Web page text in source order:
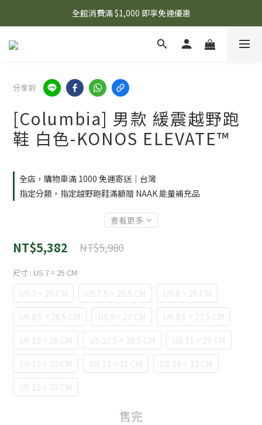
🌟 想知道現在有什麼優惠嗎？ 點擊查看最新優惠！
全館消費滿 $1,000 即享免運優惠
🌟 想知道現在有什麼優惠嗎？ 點擊查看最新優惠！
分享到
[Columbia] 男款 緩震越野跑
鞋 白色-KONOS ELEVATE™
全店，購物車滿 1000 免運寄送｜台灣
指定分類，指定越野跑鞋滿額贈 NAAK 能量補充品
查看更多
NT$5,382 NT$5,980
尺寸 : US 7 = 25 CM
US 7 = 25 CM US 7.5 = 25.5 CM
US 8 = 26 CM
US 8.5 = 26.5 CM
US 9 = 27 CM
US 9.5 = 27.5 CM
US 10 = 28 CM
US 10.5 = 28.5 CM
US 11 = 29 CM
US 12 = 30 CM
US 13 = 31 CM
US 14 = 32 CM
US 15 = 33 CM
售完